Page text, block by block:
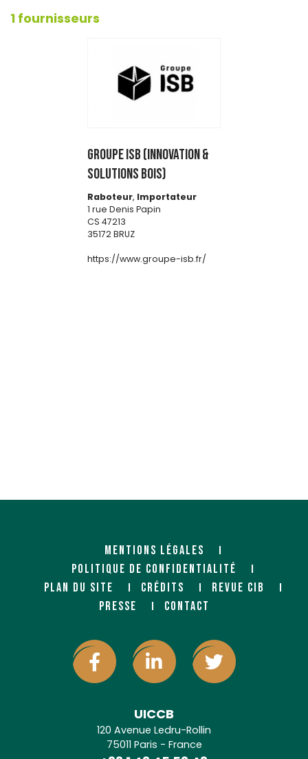
1 fournisseurs
GROUPE ISB (INNOVATION &
SOLUTIONS BOIS)
Raboteur, Importateur
1 rue Denis Papin
CS 47213
35172 BRUZ
https://www.groupe-isb.fr/
MENTIONS LÉGALES
POLITIQUE DE CONFIDENTIALITÉ
PLAN DU SITE
CRÉDITS
REVUE CIB
PRESSE
CONTACT
UICCB
120 Avenue Ledru-Rollin
75011 Paris - France